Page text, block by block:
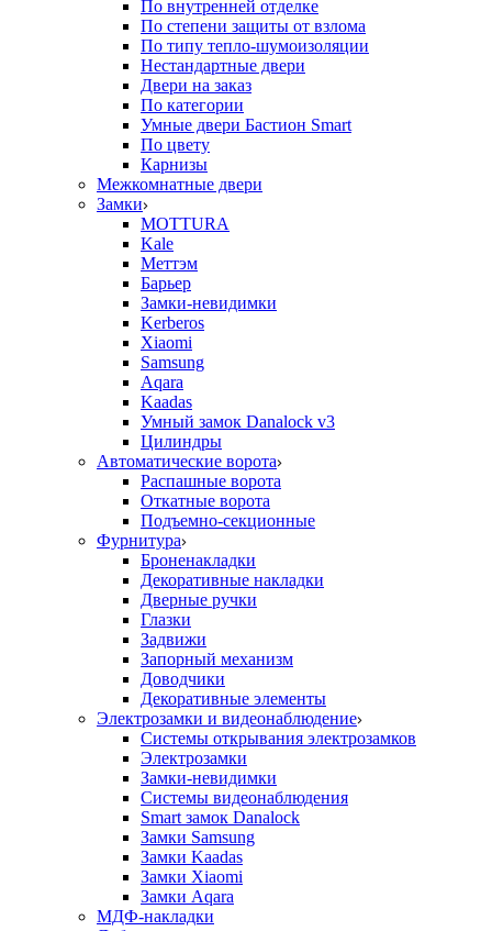
По внутренней отделке
По степени защиты от взлома
По типу тепло-шумоизоляции
Нестандартные двери
Двери на заказ
По категории
Умные двери Бастион Smart
По цвету
Карнизы
Межкомнатные двери
Замки
MOTTURA
Kale
Меттэм
Барьер
Замки-невидимки
Kerberos
Xiaomi
Samsung
Aqara
Kaadas
Умный замок Danalock v3
Цилиндры
Автоматические ворота
Распашные ворота
Откатные ворота
Подъемно-секционные
Фурнитура
Броненакладки
Декоративные накладки
Дверные ручки
Глазки
Задвижи
Запорный механизм
Доводчики
Декоративные элементы
Электрозамки и видеонаблюдение
Системы открывания электрозамков
Электрозамки
Замки-невидимки
Системы видеонаблюдения
Smart замок Danalock
Замки Samsung
Замки Kaadas
Замки Xiaomi
Замки Aqara
МДФ-накладки